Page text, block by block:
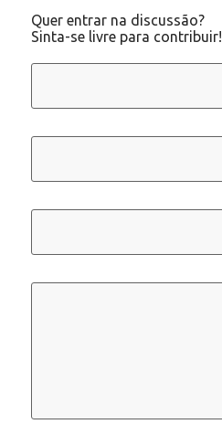
Quer entrar na discussão?
Sinta-se livre para contribuir!